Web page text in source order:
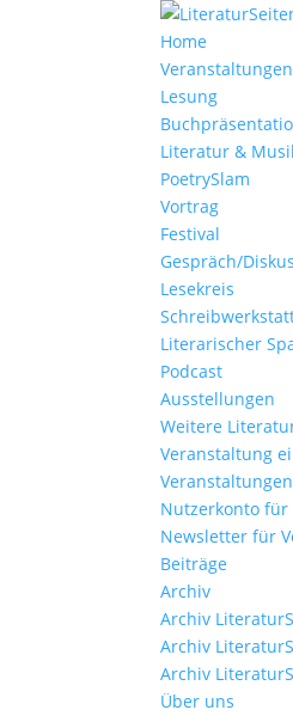
Home
Veranstaltungen
Lesung
Literatur &
PoetrySlam
Vortrag
Festival
Gespräch/
Lesekreis
Literarischer
Podcast
Ausstellungen
Weitere
Veranstaltung
Nutzerkonto für
Newsletter für
Beiträge
Archiv
Archiv
Archiv
Archiv
Über uns